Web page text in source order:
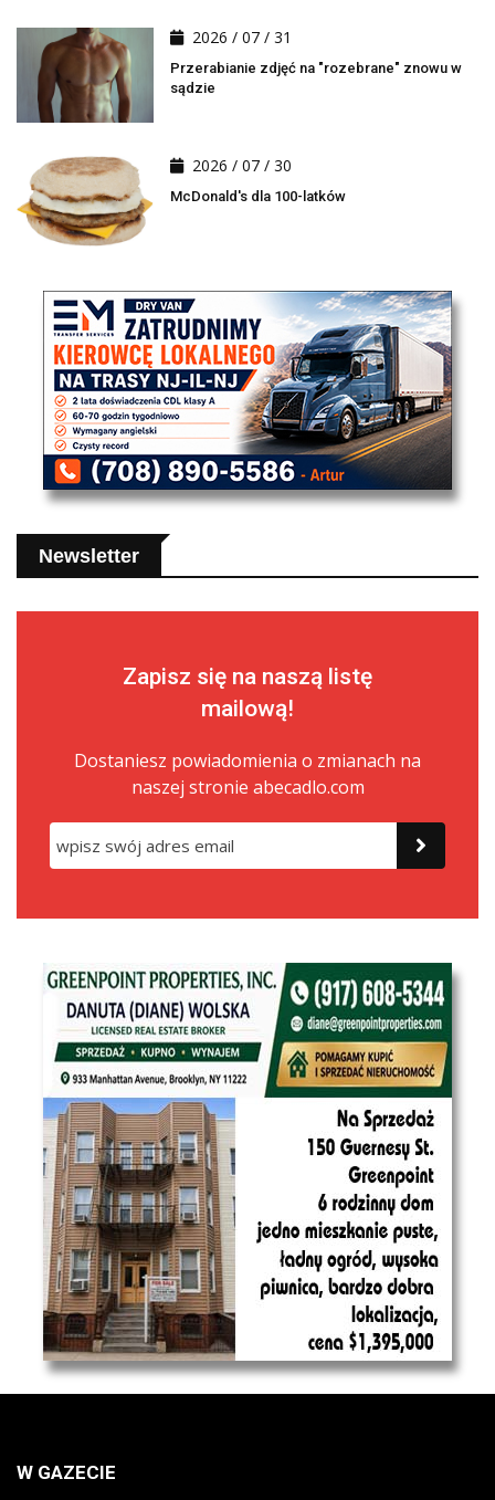
2026 / 07 / 31
Przerabianie zdjęć na "rozebrane" znowu w
sądzie
2026 / 07 / 30
McDonald's dla 100-latków
Newsletter
Zapisz się na naszą listę
mailową!
Dostaniesz powiadomienia o zmianach na
naszej stronie abecadlo.com
W GAZECIE